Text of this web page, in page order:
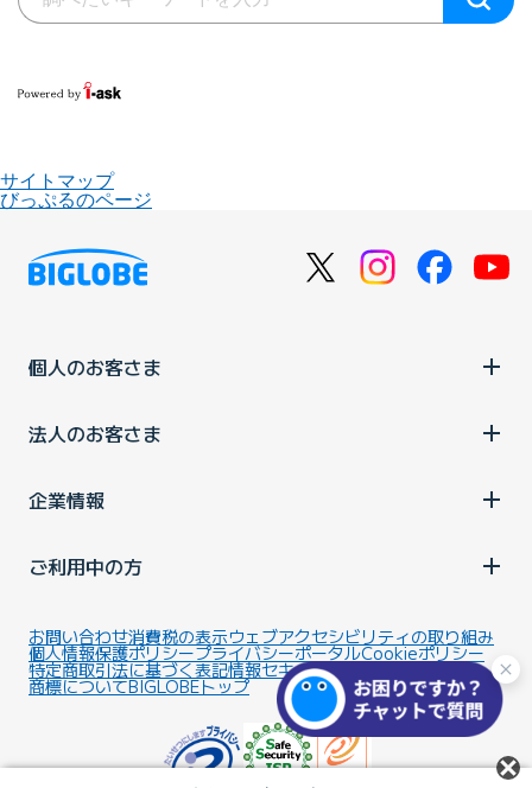
サイトマップ
びっぷるのページ
個人のお客さま
法人のお客さま
企業情報
ご利用中の方
お問い合わせ消費税の表示ウェブアクセシビリティの取り組み
個人情報保護ポリシープライバシーポータルCookieポリシー
特定商取引法に基づく表記情報セキュリティ基本方針
商標についてBIGLOBEトップ